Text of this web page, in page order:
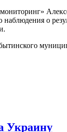
о
Украину